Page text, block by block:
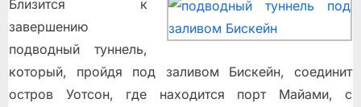
Близится к
завершению
подводный туннель,
который, пройдя под заливом Бискейн, соединит
остров Уотсон, где находится порт Майами, с